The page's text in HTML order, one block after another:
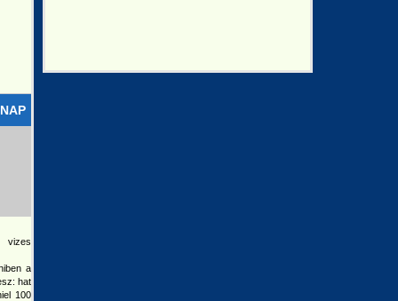
vizes
a
hat
100